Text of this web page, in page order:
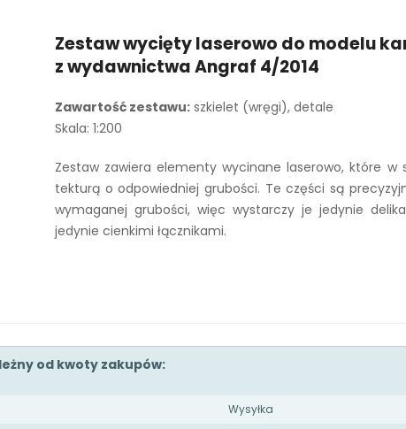
Zestaw wycięty laserowo do modelu
z wydawnictwa Angraf 4/2014
Zawartość zestawu:szkielet (wręgi), detale
Skala: 1:200
Zestaw zawiera elementy wycinane laserowo, które
tekturą o odpowiedniej grubości. Te części są
wymaganej grubości, więc wystarczy je jedynie
jedynie cienkimi łącznikami.
od kwoty zakupów:
Wysyłka